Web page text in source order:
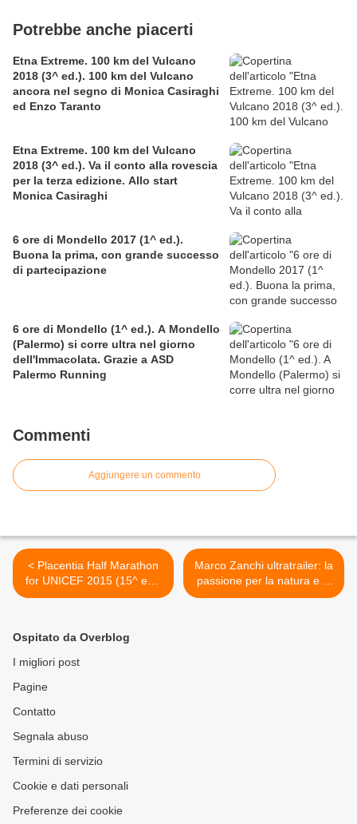
Potrebbe anche piacerti
Etna Extreme. 100 km del Vulcano
2018 (3^ ed.). 100 km del Vulcano
ancora nel segno di Monica Casiraghi
ed Enzo Taranto
Etna Extreme. 100 km del Vulcano
2018 (3^ ed.). Va il conto alla rovescia
per la terza edizione. Allo start
Monica Casiraghi
6 ore di Mondello 2017 (1^ ed.).
Buona la prima, con grande successo
di partecipazione
6 ore di Mondello (1^ ed.). A Mondello
(Palermo) si corre ultra nel giorno
dell'Immacolata. Grazie a ASD
Palermo Running
Commenti
Aggiungere un commento
< Placentia Half Marathon
for UNICEF 2015 (15^ ed.)
Doppio record e tempi di
Marco Zanchi ultratrailer: la
passione per la natura e la
montagna, innanzitutto.
Ospitato da Overblog
I migliori post
Pagine
Contatto
Segnala abuso
Termini di servizio
Cookie e dati personali
Preferenze dei cookie